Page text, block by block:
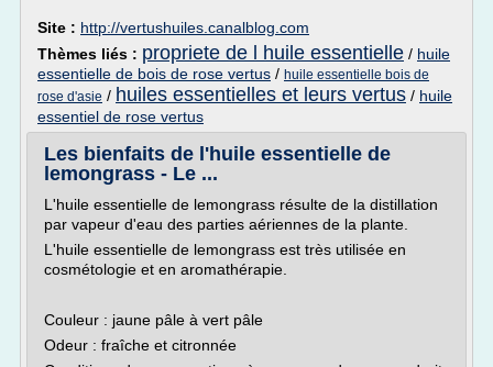
Site : http://vertushuiles.canalblog.com
Thèmes liés : propriete de l huile essentielle / huile
essentielle de bois de rose vertus / huile essentielle bois de
rose d'asie / huiles essentielles et leurs vertus / huile
essentiel de rose vertus
Les bienfaits de l'huile essentielle de
lemongrass - Le ...
L'huile essentielle de lemongrass résulte de la distillation
par vapeur d'eau des parties aériennes de la plante.
L'huile essentielle de lemongrass est très utilisée en
cosmétologie et en aromathérapie.
Couleur : jaune pâle à vert pâle
Odeur : fraîche et citronnée